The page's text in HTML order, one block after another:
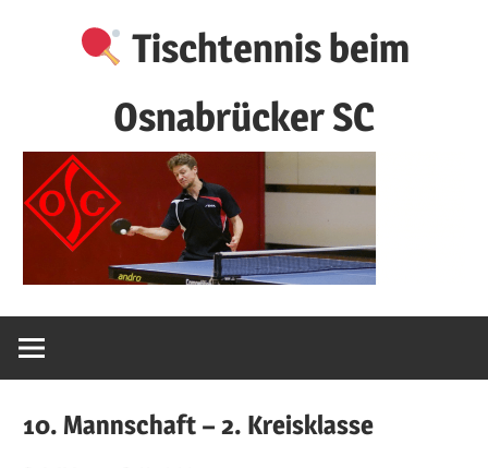
Tischtennis beim
Osnabrücker SC
10. Mannschaft – 2. Kreisklasse